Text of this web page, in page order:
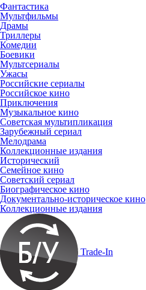
Фантастика
Мультфильмы
Драмы
Триллеры
Комедии
Боевики
Мультсериалы
Ужасы
Российские сериалы
Российское кино
Приключения
Музыкальное кино
Советская мультипликация
Зарубежный сериал
Мелодрама
Коллекционные издания
Исторический
Семейное кино
Советский сериал
Биографическое кино
Документально-историческое кино
Коллекционные издания
Trade-In